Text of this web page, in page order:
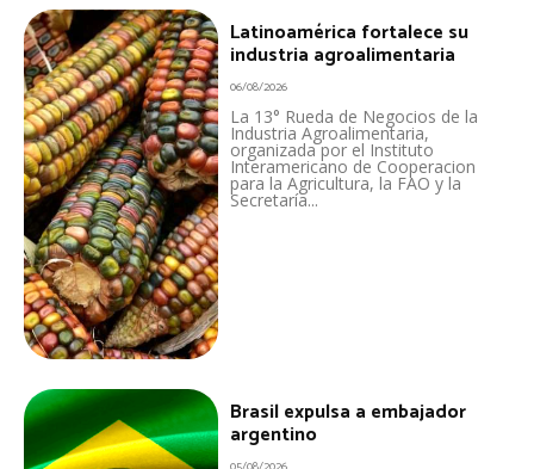
Latinoamérica fortalece su
industria agroalimentaria
06/08/2026
La 13° Rueda de Negocios de la
Industria Agroalimentaria,
organizada por el Instituto
Interamericano de Cooperacion
para la Agricultura, la FAO y la
Secretaría...
Brasil expulsa a embajador
argentino